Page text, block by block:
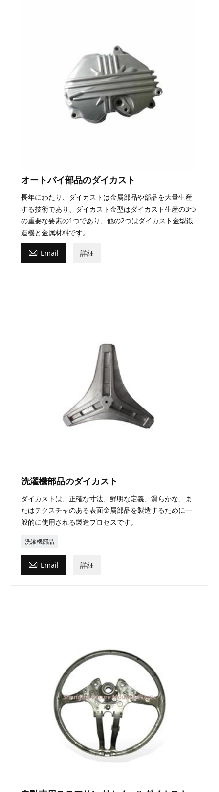
オートバイ部品のダイカスト
長年にわたり、ダイカストは金属部品や部品を大量生産
する技術であり、ダイカスト金型はダイカスト生産の3つ
の重要な要素の1つであり、他の2つはダイカスト金型鍛
造機と金属材料です。
 Email 詳細
洗濯機部品のダイカスト
ダイカストは、正確な寸法、鮮明な定義、滑らかな、ま
たはテクスチャのある表面金属部品を製造するために一
般的に使用される製造プロセスです。
洗濯機部品
 Email 詳細